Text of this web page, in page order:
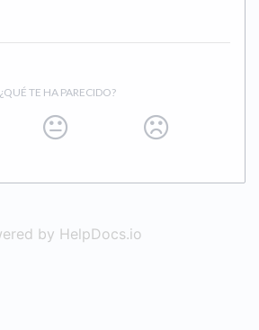
¿QUÉ TE HA PARECIDO?
by HelpDocs.io